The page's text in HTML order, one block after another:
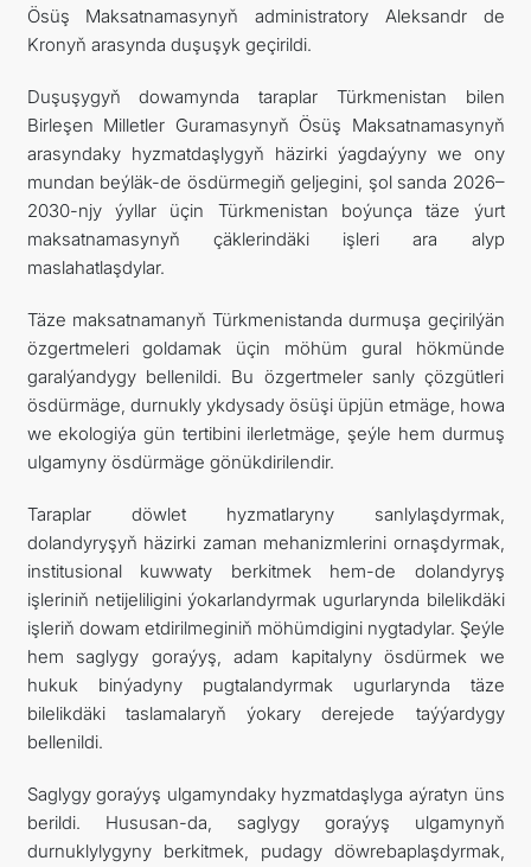
Ösüş Maksatnamasynyň administratory Aleksandr de
Kronyň arasynda duşuşyk geçirildi.
Duşuşygyň dowamynda taraplar Türkmenistan bilen
Birleşen Milletler Guramasynyň Ösüş Maksatnamasynyň
arasyndaky hyzmatdaşlygyň häzirki ýagdaýyny we ony
mundan beýläk-de ösdürmegiň geljegini, şol sanda 2026–
2030-njy ýyllar üçin Türkmenistan boýunça täze ýurt
maksatnamasynyň çäklerindäki işleri ara alyp
maslahatlaşdylar.
Täze maksatnamanyň Türkmenistanda durmuşa geçirilýän
özgertmeleri goldamak üçin möhüm gural hökmünde
garalýandygy bellenildi. Bu özgertmeler sanly çözgütleri
ösdürmäge, durnukly ykdysady ösüşi üpjün etmäge, howa
we ekologiýa gün tertibini ilerletmäge, şeýle hem durmuş
ulgamyny ösdürmäge gönükdirilendir.
Taraplar döwlet hyzmatlaryny sanlylaşdyrmak,
dolandyryşyň häzirki zaman mehanizmlerini ornaşdyrmak,
institusional kuwwaty berkitmek hem-de dolandyryş
işleriniň netijeliligini ýokarlandyrmak ugurlarynda bilelikdäki
işleriň dowam etdirilmeginiň möhümdigini nygtadylar. Şeýle
hem saglygy goraýyş, adam kapitalyny ösdürmek we
hukuk binýadyny pugtalandyrmak ugurlarynda täze
bilelikdäki taslamalaryň ýokary derejede taýýardygy
bellenildi.
Saglygy goraýyş ulgamyndaky hyzmatdaşlyga aýratyn üns
berildi. Hususan-da, saglygy goraýyş ulgamynyň
durnuklylygyny berkitmek, pudagy döwrebaplaşdyrmak,